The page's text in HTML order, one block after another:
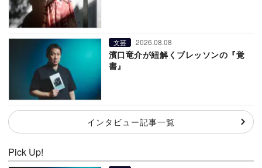
文芸 2026.08.08
濱口竜介が紐解くブレッソンの『覚
書』
インタビュー記事一覧
Pick Up!